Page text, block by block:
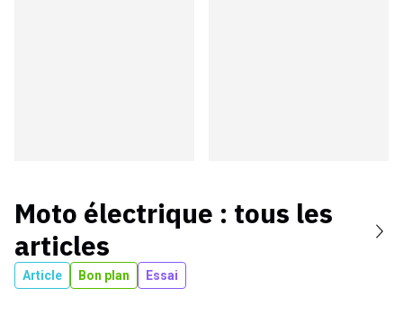
Moto électrique : tous les
articles
Article Bon plan Essai